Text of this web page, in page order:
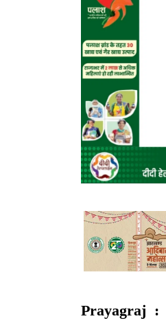
Prayagraj :